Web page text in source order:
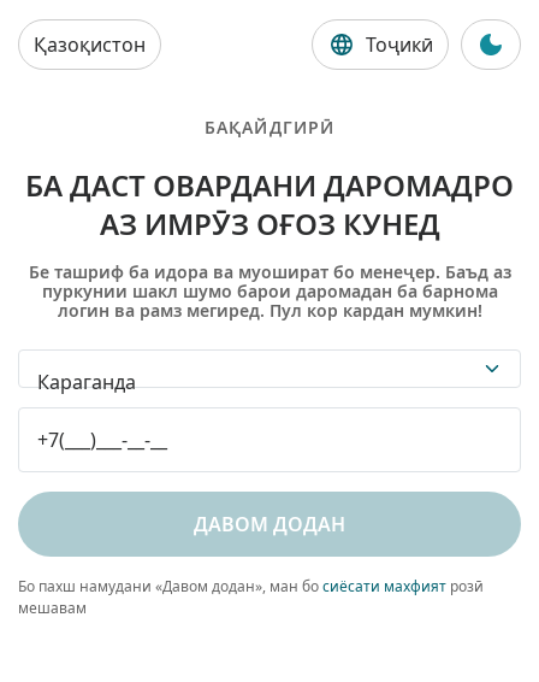
Қазоқистон Тоҷикӣ
БАҚАЙДГИРӢ
БА ДАСТ ОВАРДАНИ ДАРОМАДРО
АЗ ИМРӮЗ ОҒОЗ КУНЕД
Бе ташриф ба идора ва муошират бо менеҷер. Баъд аз
пуркунии шакл шумо барои даромадан ба барнома
логин ва рамз мегиред. Пул кор кардан мумкин!
Караганда
ДАВОМ ДОДАН
Бо пахш намудани «Давом додан», ман босиёсати махфият розӣ
мешавам